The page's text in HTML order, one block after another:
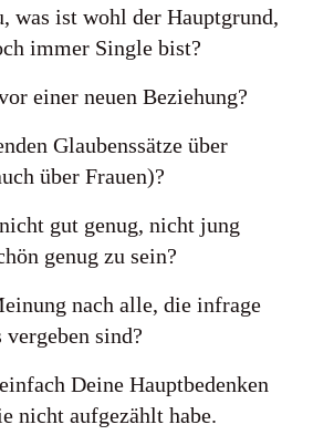
was ist wohl der Hauptgrund,
immer Single bist?
einer neuen Beziehung?
Glaubenssätze über
über Frauen)?
gut genug, nicht jung
genug zu sein?
nach alle, die infrage
sind?
Deine Hauptbedenken
nicht aufgezählt habe.